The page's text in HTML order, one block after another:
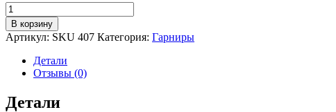
Количество
товара
Овощи
гриль
В корзину
Артикул: SKU 407 Категория: Гарниры
Детали
Отзывы (0)
Детали